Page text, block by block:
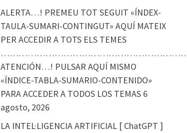
ALERTA…! PREMEU TOT SEGUIT «ÍNDEX-
TAULA-SUMARI-CONTINGUT» AQUÍ MATEIX
PER ACCEDIR A TOTS ELS TEMES
ATENCIÓN…! PULSAR AQUÍ MISMO
«ÍNDICE-TABLA-SUMARIO-CONTENIDO»
PARA ACCEDER A TODOS LOS TEMAS 6
agosto, 2026
LA INTEL·LIGENCIA ARTIFICIAL [ ChatGPT ]